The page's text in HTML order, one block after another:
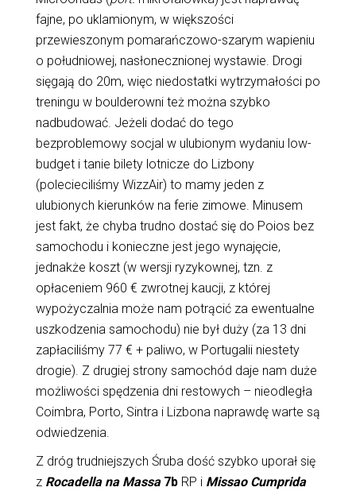
fajne, po uklamionym, w większości
przewieszonym pomarańczowo-szarym wapieniu
o południowej, nasłonecznionej wystawie. Drogi
sięgają do 20m, więc niedostatki wytrzymałości po
treningu w boulderowni też można szybko
nadbudować. Jeżeli dodać do tego
bezproblemowy socjal w ulubionym wydaniu low-
budget i tanie bilety lotnicze do Lizbony
(polecieciliśmy WizzAir) to mamy jeden z
ulubionych kierunków na ferie zimowe. Minusem
jest fakt, że chyba trudno dostać się do Poios bez
samochodu i konieczne jest jego wynajęcie,
jednakże koszt (w wersji ryzykownej, tzn. z
opłaceniem 960 € zwrotnej kaucji, z której
wypożyczalnia może nam potrącić za ewentualne
uszkodzenia samochodu) nie był duży (za 13 dni
zapłaciliśmy 77 € + paliwo, w Portugalii niestety
drogie). Z drugiej strony samochód daje nam duże
możliwości spędzenia dni restowych – nieodległa
Coimbra, Porto, Sintra i Lizbona naprawdę warte są
odwiedzenia.
Z dróg trudniejszych Śruba dość szybko uporał się
z Rocadella na Massa7b RP i Missao Cumprida